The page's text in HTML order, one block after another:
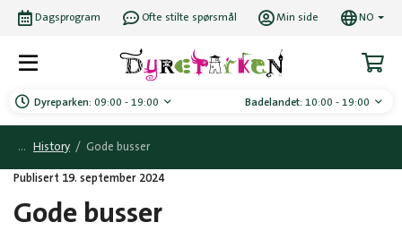
Dyreparken: 09:00 - 19:00 Badelandet: 10:00 - 19:00
Dagsprogram Ofte stilte spørsmål Min side NO
History / Gode busser
Publisert 19. september 2024
Gode busser